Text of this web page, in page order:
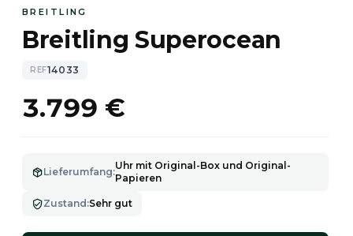
BREITLING
Breitling Superocean
REF14033
3.799 €
Lieferumfang:
Uhr mit Original-Box und Original-
Papieren
Zustand :Sehr gut